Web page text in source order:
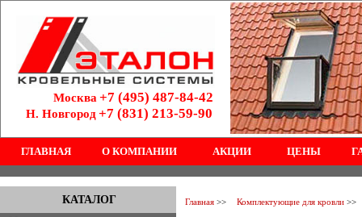
Москва +7 (495) 487-84-42
Н. Новгород+7 (831) 213-59-90
ГЛАВНАЯ О КОМПАНИИ АКЦИИ ЦЕНЫ
КАТАЛОГ Главная >> Комплектующие для кровли >>